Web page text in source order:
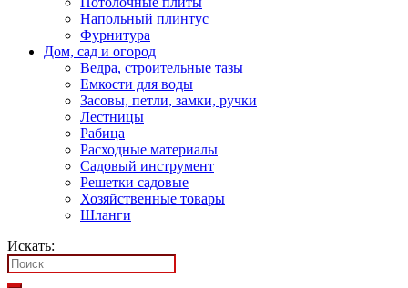
Напольный плинтус
Фурнитура
Дом, сад и огород
Ведра, строительные тазы
Емкости для воды
Засовы, петли, замки, ручки
Лестницы
Рабица
Расходные материалы
Садовый инструмент
Решетки садовые
Хозяйственные товары
Шланги
Искать: